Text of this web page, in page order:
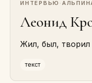
ИНТЕРВЬЮ ·
Леонид
Жил, был, творил
текст